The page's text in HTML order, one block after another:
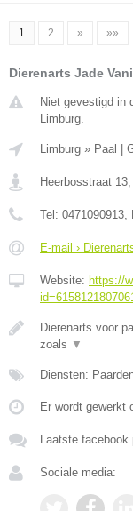
1 2 » »»
Dierenarts Jade
Niet gevestigd in
Limburg.
Limburg » Paal
Heerbosstraat 13,
Tel: 0471090913,
E-mail ›
Website: https://
Dierenarts voor
zoals ▼
Diensten:
Er wordt gewerkt
Laatste facebook
Sociale media: